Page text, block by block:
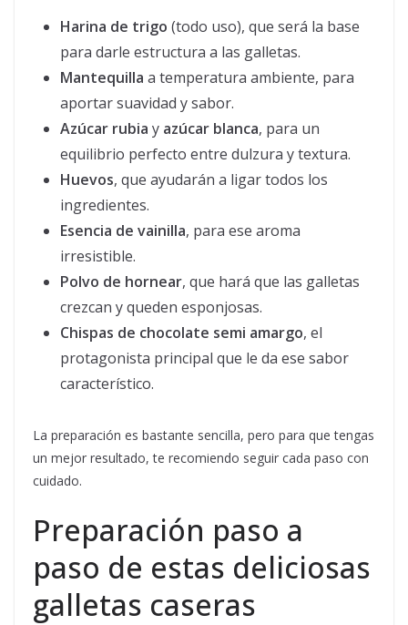
Harina de trigo (todo uso), que será la base
para darle estructura a las galletas.
Mantequilla a temperatura ambiente, para
aportar suavidad y sabor.
Azúcar rubia y azúcar blanca, para un
equilibrio perfecto entre dulzura y textura.
Huevos, que ayudarán a ligar todos los
ingredientes.
Esencia de vainilla, para ese aroma
irresistible.
Polvo de hornear, que hará que las galletas
crezcan y queden esponjosas.
Chispas de chocolate semi amargo, el
protagonista principal que le da ese sabor
característico.
La preparación es bastante sencilla, pero para que tengas
un mejor resultado, te recomiendo seguir cada paso con
cuidado.
Preparación paso a
paso de estas deliciosas
galletas caseras